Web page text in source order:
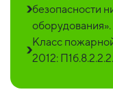
безопасности
оборудования».
Класс
2012: П1б.8.2.2.2.